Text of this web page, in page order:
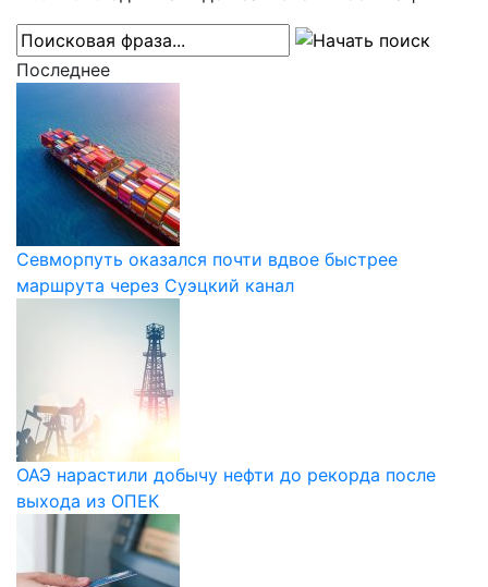
Последнее
Севморпуть оказался почти вдвое быстрее
маршрута через Суэцкий канал
ОАЭ нарастили добычу нефти до рекорда после
выхода из ОПЕК